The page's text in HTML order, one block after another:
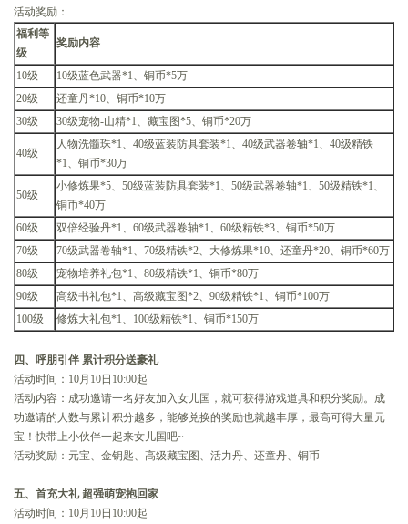
活动奖励：
福利等
级
奖励内容
10级
10级蓝色武器*1、铜币*5万
20级
还童丹*10、铜币*10万
30级
30级宠物-山精*1、藏宝图*5、铜币*20万
40级
人物洗髓珠*1、40级蓝装防具套装*1、40级武器卷轴*1、40级精铁
*1、铜币*30万
50级
小修炼果*5、50级蓝装防具套装*1、50级武器卷轴*1、50级精铁*1、
铜币*40万
60级
双倍经验丹*1、60级武器卷轴*1、60级精铁*3、铜币*50万
70级
70级武器卷轴*1、70级精铁*2、大修炼果*10、还童丹*20、铜币*60万
80级
宠物培养礼包*1、80级精铁*1、铜币*80万
90级
高级书礼包*1、高级藏宝图*2、90级精铁*1、铜币*100万
100级
修炼大礼包*1、100级精铁*1、铜币*150万
四、呼朋引伴 累计积分送豪礼
活动时间：10月10日10:00起
活动内容：成功邀请一名好友加入女儿国，就可获得游戏道具和积分奖励。成
功邀请的人数与累计积分越多，能够兑换的奖励也就越丰厚，最高可得大量元
宝！快带上小伙伴一起来女儿国吧~
活动奖励：元宝、金钥匙、高级藏宝图、活力丹、还童丹、铜币
五、首充大礼 超强萌宠抱回家
活动时间：10月10日10:00起